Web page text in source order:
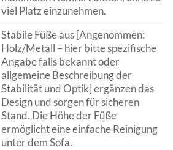
viel Platz einzunehmen.
Stabile Füße aus [Angenommen:
Holz/Metall – hier bitte spezifische
Angabe falls bekannt oder
allgemeine Beschreibung der
Stabilität und Optik] ergänzen das
Design und sorgen für sicheren
Stand. Die Höhe der Füße
ermöglicht eine einfache Reinigung
unter dem Sofa.